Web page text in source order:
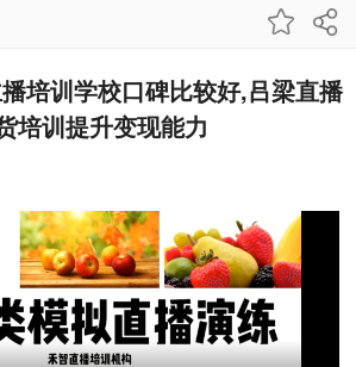
培训学校口碑比较好,吕梁直播
培训提升变现能力